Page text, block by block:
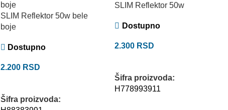
SLIM Reflektor 50w bele
boje
Dostupno
2.200 RSD
Šifra proizvoda:
SLIM Reflektor 50w
Dostupno
2.300 RSD
Šifra proizvoda:
H778993911